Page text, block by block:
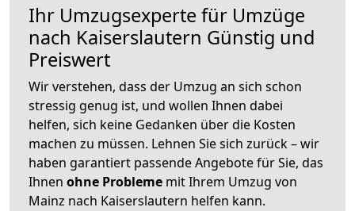
Ihr Umzugsexperte für Umzüge
nach Kaiserslautern Günstig und
Preiswert
Wir verstehen, dass der Umzug an sich schon
stressig genug ist, und wollen Ihnen dabei
helfen, sich keine Gedanken über die Kosten
machen zu müssen. Lehnen Sie sich zurück – wir
haben garantiert passende Angebote für Sie, das
Ihnen ohne Probleme mit Ihrem Umzug von
Mainz nach Kaiserslautern helfen kann.